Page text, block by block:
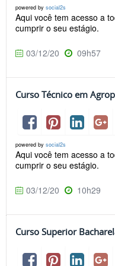
powered by social2s
Aqui você tem acesso a
cumprir o seu estágio.
03/12/20 09h57
Curso Técnico em
powered by social2s
Aqui você tem acesso a
cumprir o seu estágio.
03/12/20 10h29
Curso Superior